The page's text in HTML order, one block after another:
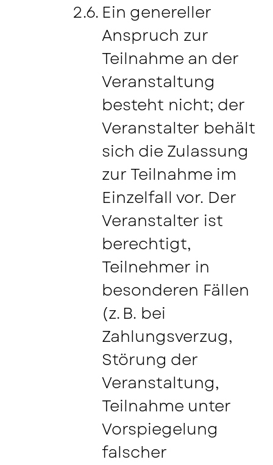
Ein genereller
Anspruch zur
Teilnahme an der
Veranstaltung
besteht nicht; der
Veranstalter behält
sich die Zulassung
zur Teilnahme im
Einzelfall vor. Der
Veranstalter ist
berechtigt,
Teilnehmer in
besonderen Fällen
(z. B. bei
Zahlungsverzug,
Störung der
Veranstaltung,
Teilnahme unter
Vorspiegelung
falscher